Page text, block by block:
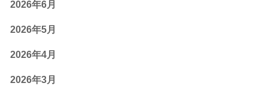
2026年6月
2026年5月
2026年4月
2026年3月